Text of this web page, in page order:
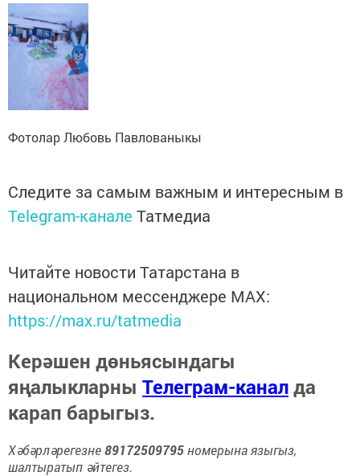
Фотолар Любовь Павлованыкы
Следите за самым важным и интересным в
Telegram-канале Татмедиа
Читайте новости Татарстана в
национальном мессенджере MАХ:
https://max.ru/tatmedia
Керәшен дөньясындагы
яңалыкларны Телеграм-каналда
карап барыгыз.
Хәбәрләрегезне89172509795номерына языгыз,
шалтыратып әйтегез.